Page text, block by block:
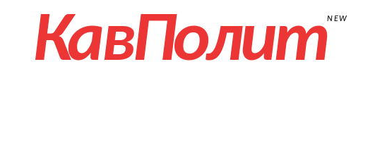
КавПолитNEW